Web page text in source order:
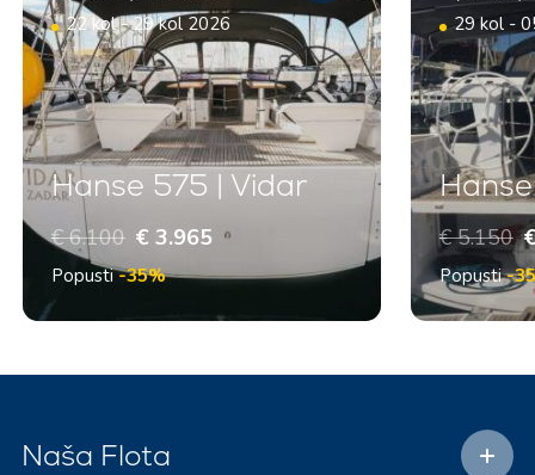
22 kol - 29 kol 2026
Hanse 575 | Vidar
€ 6.100 € 3.965
Popusti-35%
29 kol -
€ 5.150
Popusti-
Naša Flota